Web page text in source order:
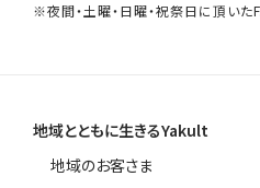
※夜間・土曜・日曜・祝祭日に頂い
地域とともに生きるYakult
地域のお客さま